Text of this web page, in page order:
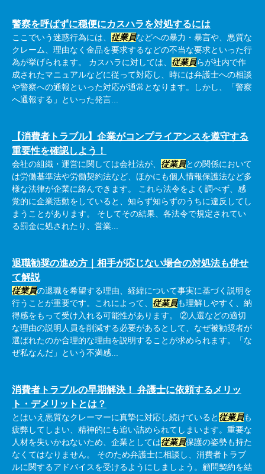
警察を呼ばずに穏便にカスハラを対処するには
ここでいう迷惑行為には、 従業員などへの暴力・暴言や、悪質な
クレーム、理由なく金品を要求するなどの不当な要求といった行
為が挙げられます。 カスハラに対しては、 従業員らが社内で作
成されたマニュアルなどに従って対応し、時には弁護士への相談
や警察への通報といった対応が通常となります。しかし、「警察
へ通報する」といった発言...
【消費者トラブル】企業がコンプライアンスを遵守する
重要性を確認しよう！
会社の組織・運営に関しては会社法が、 従業員との関係において
は労働基準法や労働契約法など、ほかにも個人情報保護法など多
様な法律が企業に絡んできます。 これら法令をよく調べず、感
覚的に企業活動をしていると、知らず知らずのうちに違反してし
まうことがあります。 そしてその結果、各法令で規定されてい
る罰金に処されたり、営業...
退職勧奨の進め方｜相手が応じない場合の対処法も併せ
て解説
従業員の退職を希望する理由、経緯について事実に基づく説明を
行うことが重要です。これによって、 従業員も理解しやすく、納
得感をもって受け入れる可能性があります。 ②人選などの適切
な理由の説明人員を削減する必要があるとして、なぜ被勧奨者が
選ばれたのか合理的な理由を説明することが求められます。「な
ぜ私なんだ」という不満感...
消費者トラブルの早期解決！ 弁護士に依頼するメリッ
ト・デメリットとは？
とはいえ悪質なクレーマーに真摯に対応し続けていると従業員も
疲弊してしまい、精神的にも追い詰められてしまいます。重要な
人材を失いかねないため、企業としては従業員保護の姿勢も持た
なくてはなりません。 そのため弁護士に相談し、消費者トラブ
ルに関するアドバイスを受けるようにしましょう。顧問契約を結